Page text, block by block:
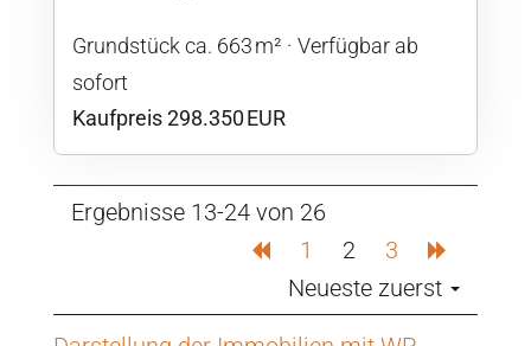
Grund­stück ca. 663 m²
Verfügbar ab
sofort
Kaufpreis 298.350 EUR
Ergebnisse 13-24 von 26
1
2
3
Neueste zuerst